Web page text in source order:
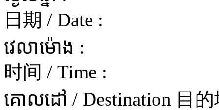
日期 / Date :
វេលាម៉ោង :
时间 / Time :
គោលដៅ / Destination 目的